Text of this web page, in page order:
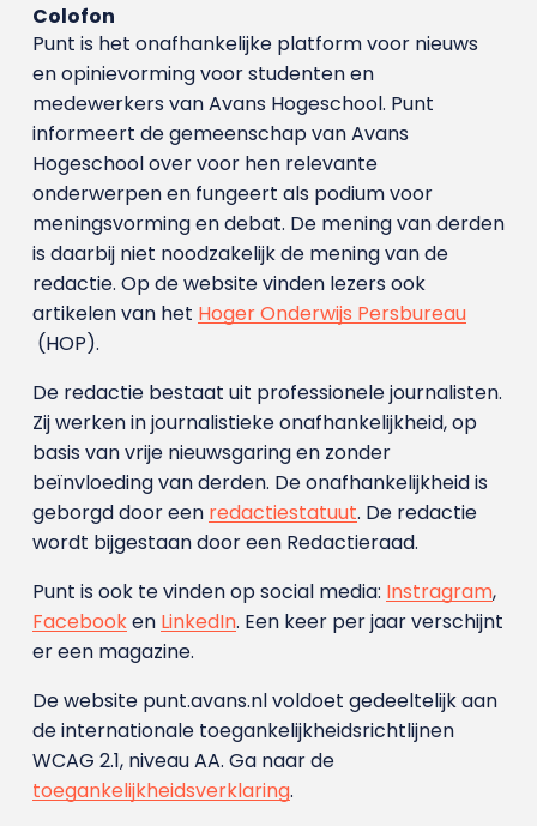
Colofon
Punt is het onafhankelijke platform voor nieuws
en opinievorming voor studenten en
medewerkers van Avans Hoge­school. Punt
informeert de gemeenschap van Avans
Hogeschool over voor hen relevante
onderwerpen en fungeert als podium voor
meningsvorming en debat. De mening van derden
is daarbij niet noodzakelijk de mening van de
redactie. Op de website vinden lezers ook
artikelen van het Hoger Onderwijs Persbureau
(HOP).
De redactie bestaat uit professionele journalisten.
Zij werken in journalistieke onafhankelijkheid, op
basis van vrije nieuwsgaring en zonder
beïnvloeding van derden. De onafhankelijkheid is
geborgd door een redactiestatuut. De redactie
wordt bijgestaan door een Redactieraad.
Punt is ook te vinden op social media: Instragram,
Facebooken LinkedIn. Een keer per jaar verschijnt
er een magazine.
De website punt.avans.nl voldoet gedeeltelijk aan
de internationale toegankelijkheidsrichtlijnen
WCAG 2.1, niveau AA. Ga naar de
toegankelijkheidsverklaring.